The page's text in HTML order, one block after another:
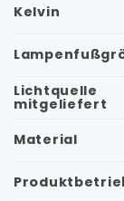
Kelvin
Lichtquelle
mitgeliefert
Material